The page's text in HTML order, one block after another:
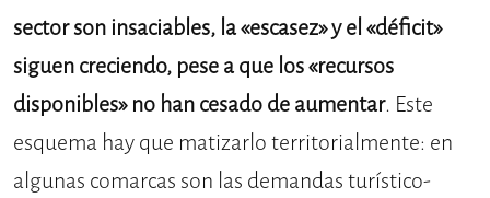
sector son insaciables, la «escasez» y el «déficit»
siguen creciendo, pese a que los «recursos
disponibles» no han cesado de aumentar. Este
esquema hay que matizarlo territorialmente: en
algunas comarcas son las demandas turístico-